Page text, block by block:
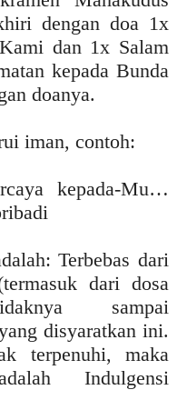
dengan doa 1x
dan 1x Salam
kepada Bunda
doanya.
iman, contoh:
kepada-Mu…
Terbebas dari
dari dosa
sampai
disyaratkan ini.
terpenuhi, maka
Indulgensi